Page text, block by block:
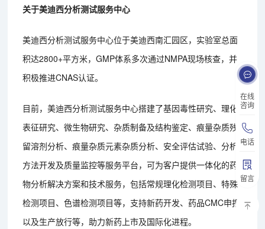
在线
咨询
电话
留言
关于美迪西分析测试服务中心
美迪西分析测试服务中心位于美迪西南汇园区，实验室总面
积达2800+平方米，GMP体系多次通过NMPA现场核查，并
积极推进CNAS认证。
目前，美迪西分析测试服务中心搭建了基因毒性研究、理化
表征研究、微生物研究、杂质制备及结构鉴定、痕量杂质残
留溶剂分析、痕量杂质元素杂质分析、安全评估试验、分析
方法开发及质量监控等服务平台，可为客户提供一体化的药
物分析解决方案和技术服务，包括常规理化检测项目、特殊
检测项目、色谱检测项目等，支持新药开发、药品CMC申报
以及生产放行等，助力新药上市及国际化进程。